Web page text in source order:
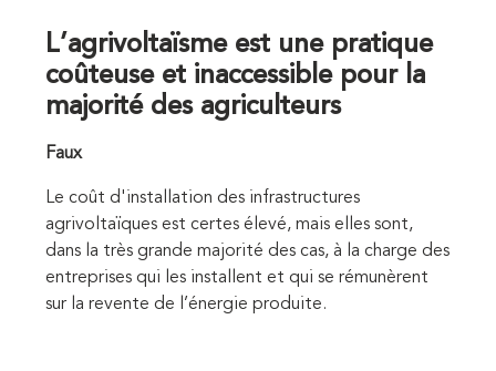
L’agrivoltaïsme est une pratique
coûteuse et inaccessible pour la
majorité des agriculteurs
Faux
Le coût d'installation des infrastructures
agrivoltaïques est certes élevé, mais elles sont,
dans la très grande majorité des cas, à la charge des
entreprises qui les installent et qui se rémunèrent
sur la revente de l’énergie produite.